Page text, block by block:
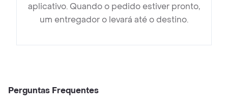
aplicativo. Quando o pedido estiver pronto,
um entregador o levará até o destino.
Perguntas Frequentes